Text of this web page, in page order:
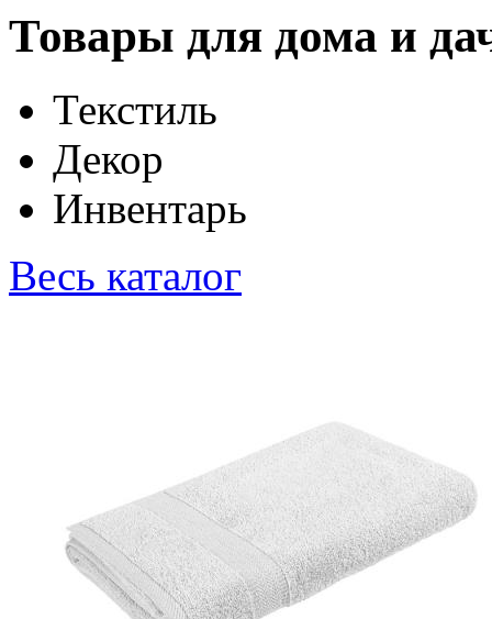
Товары для дома и
Текстиль
Декор
Инвентарь
Весь каталог